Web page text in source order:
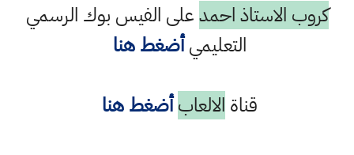
كروب الاستاذ احمدعلى الفيس بوك الرسمي
التعليميأضغط هنا
قناة الالعاب أضغط هنا